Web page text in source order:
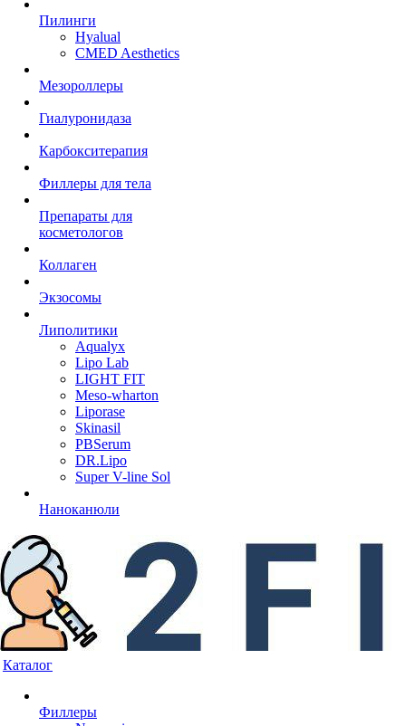
Пилинги
Hyalual
CMED Aesthetics
Мезороллеры
Гиалуронидаза
Карбокситерапия
Филлеры для тела
Препараты для
косметологов
Коллаген
Экзосомы
Липолитики
Aqualyx
Lipo Lab
LIGHT FIT
Meso-wharton
Liporase
Skinasil
PBSerum
DR.Lipo
Super V-line Sol
Наноканюли
Каталог
Филлеры